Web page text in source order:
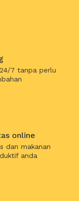
7 tanpa perlu
online
dan makanan
anda